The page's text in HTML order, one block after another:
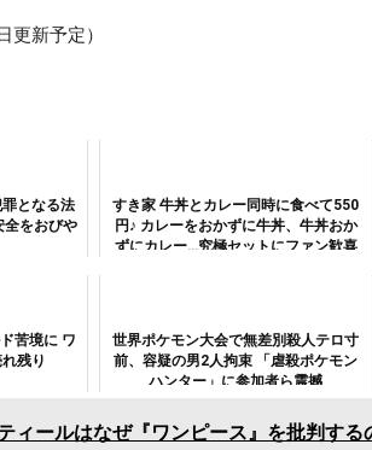
新予定）
となる法
全をおびや
すき家 牛丼とカレー同時に食べて550
円♪ カレーをおかずに牛丼、牛丼おか
ずにカレー…究極セットにファン歓喜
苦境に ワ
残り
世界ポケモン大会で無差別殺人テロ寸
前、容疑の男2人拘束 「虐殺ポケモン
ハンター」に参加者ら震撼
ィールはなぜ『ワンピース』を批判す